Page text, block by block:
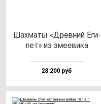
Шах­ма­ты «Древ­ний Еги­
пет» из зме­еви­ка
28 200 руб